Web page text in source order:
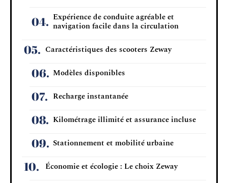
Expérience de conduite agréable et
navigation facile dans la circulation
Caractéristiques des scooters Zeway
Modèles disponibles
Recharge instantanée
Kilométrage illimité et assurance incluse
Stationnement et mobilité urbaine
Économie et écologie : Le choix Zeway